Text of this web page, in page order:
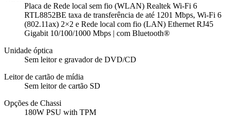
Placa de Rede local sem fio (WLAN) Realtek Wi-Fi 6
RTL8852BE taxa de transferência de até 1201 Mbps, Wi-Fi 6
(802.11ax) 2×2 e Rede local com fio (LAN) Ethernet RJ45
Gigabit 10/100/1000 Mbps | com Bluetooth®
Unidade óptica
Sem leitor e gravador de DVD/CD
Leitor de cartão de mídia
Sem leitor de cartão SD
Opções de Chassi
180W PSU with TPM